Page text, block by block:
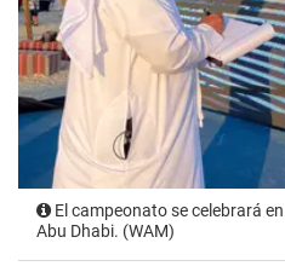
El campeonato se celebrará
Abu Dhabi. (WAM)